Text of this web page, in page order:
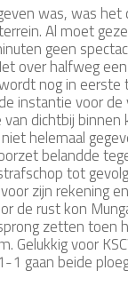
was, was het
Al moet
geen
over halfweg
nog in eerste
instantie voor de
van dichtbij binnen
helemaal
belandde
tot
zijn rekening
de rust kon
zetten toen
Gelukkig voor
1 gaan beide